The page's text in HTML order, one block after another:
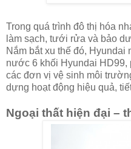
Trong quá trình đô thị hóa
làm sạch, tưới rửa và bảo
Nắm bắt xu thế đó, Hyundai
nước 6 khối Hyundai
các đơn vị vệ sinh môi
dựng hoạt động hiệu quả,
Ngoại thất hiện đại –